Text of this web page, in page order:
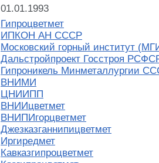
01.01.1993
Гипроцветмет
ИПКОН АН СССР
Московский горный институт
Дальстройпроект Госстроя
Гипроникель Минметаллургии
ВНИМИ
ЦНИИПП
ВНИИцветмет
ВНИПИгорцветмет
Джезказганнипицветмет
Иргиредмет
Кавказгипроцветмет